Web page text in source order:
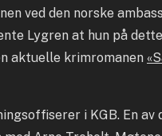
ved den norske
Lygren at hun på
aktuelle krimromanen
i KGB. En av